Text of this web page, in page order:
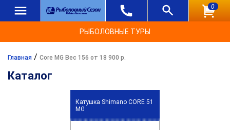
0
РЫБОЛОВНЫЕ ТУРЫ
Главная / Core MG Вес 156 от 18 900 р.
Каталог
Катушка Shimano CORE 51
MG